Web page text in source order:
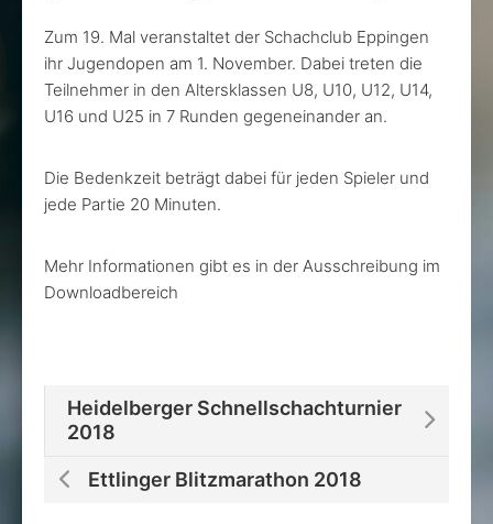
Zum 19. Mal veranstaltet der Schachclub Eppingen
ihr Jugendopen am 1. November. Dabei treten die
Teilnehmer in den Altersklassen U8, U10, U12, U14,
U16 und U25 in 7 Runden gegeneinander an.
Die Bedenkzeit beträgt dabei für jeden Spieler und
jede Partie 20 Minuten.
Mehr Informationen gibt es in der Ausschreibung im
Downloadbereich
Heidelberger Schnellschachturnier
2018
Ettlinger Blitzmarathon 2018